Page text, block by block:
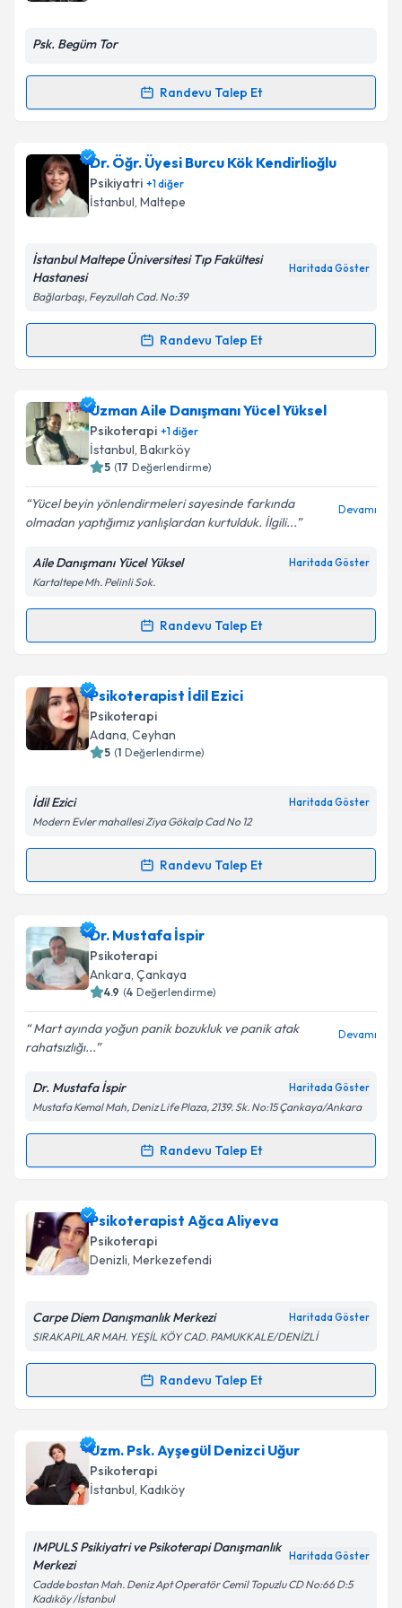
kapsamda işlenmesini kabul ediyorum.
Psk. Begüm Tor
Randevu Talep Et
Randevu Takvimi Talebi
Psk. Begüm Toriçin randevu takvimi talebi oluşturun.
Size bu uzmandan randevu almanız için bir takvim
hazırlandığında e-posta ile bilgilendireceğiz.
Kişisel verilerimin işlenmesine ilişkinAydınlatma
'ni okudum ve kişisel verilerimin belirtilen
kapsamda işlenmesini kabul ediyorum.
Takvim Talebini Gönder
Dr. Öğr. Üyesi Burcu Kök Kendirlioğlu
Psikiyatri +1diğer
İstanbul, Maltepe
İstanbul Maltepe Üniversitesi Tıp Fakültesi
Hastanesi
Haritada Göster
Bağlarbaşı, Feyzullah Cad. No:39
Randevu Talep Et
Randevu Takvimi Talebi
Dr. Öğr. Üyesi Burcu Kök Kendirlioğluiçin randevu
takvimi talebi oluşturun. Size bu uzmandan randevu
almanız için bir takvim hazırlandığında e-posta ile
bilgilendireceğiz.
E-posta Adresiniz
Kişisel verilerimin işlenmesine ilişkin
Metni'ni okudum ve kişisel verilerimin belirtilen
kapsamda işlenmesini kabul ediyorum.
Uzman Aile Danışmanı Yücel Yüksel
Psikoterapi +1diğer
İstanbul, Bakırköy
5 (17 Değerlendirme)
Yücel beyin yönlendirmeleri sayesinde farkında
olmadan yaptığımız yanlışlardan kurtulduk. İlgili...
Devamı
Aile Danışmanı Yücel Yüksel Haritada Göster
Kartaltepe Mh. Pelinli Sok.
Randevu Talep Et
Randevu Takvimi Talebi
Uzman Aile Danışmanı Yücel Yüksel
takvimi talebi oluşturun. Size bu uzmandan randevu
almanız için bir takvim hazırlandığında e-posta ile
bilgilendireceğiz.
Kişisel verilerimin işlenmesine ilişkin
Takvim Talebini Gönder
Psikoterapist İdil Ezici
Psikoterapi
Adana, Ceyhan
5 (1 Değerlendirme)
İdil Ezici Haritada Göster
Modern Evler mahallesi Ziya Gökalp Cad No 12
Randevu Talep Et
Randevu Takvimi Talebi
Psikoterapist İdil Eziciiçin randevu takvimi talebi
oluşturun. Size bu uzmandan randevu almanız için bir
takvim hazırlandığında e-posta ile bilgilendireceğiz.
Kişisel verilerimin işlenmesine ilişkin
Aydınlatma
Metni'ni okudum ve kişisel verilerimin belirtilen
kapsamda işlenmesini kabul ediyorum.
Dr. Mustafa İspir
Psikoterapi
Ankara, Çankaya
4.9 (4 Değerlendirme)
Mart ayında yoğun panik bozukluk ve panik atak
rahatsızlığı...
Devamı
Dr. Mustafa İspir Haritada Göster
Mustafa Kemal Mah, Deniz Life Plaza, 2139. Sk. No:15 Çankaya/Ankara
Randevu Talep Et
Randevu Takvimi Talebi
Dr. Mustafa İspiriçin randevu takvimi talebi
oluşturun. Size bu uzmandan randevu almanız için bir
takvim hazırlandığında e-posta ile bilgilendireceğiz.
Kişisel verilerimin işlenmesine ilişkin
Metni'ni okudum ve kişisel verilerimin belirtilen
Takvim Talebini Gönder
Psikoterapist Ağca Aliyeva
Psikoterapi
Denizli, Merkezefendi
Carpe Diem Danışmanlık Merkezi Haritada Göster
SIRAKAPILAR MAH. YEŞİL KÖY CAD. PAMUKKALE/DENİZLİ
Randevu Talep Et
Randevu Takvimi Talebi
Psikoterapist Ağca Aliyevaiçin randevu takvimi
talebi oluşturun. Size bu uzmandan randevu almanız
için bir takvim hazırlandığında e-posta ile
bilgilendireceğiz.
Uzm. Psk. Ayşegül Denizci Uğur
Psikoterapi
İstanbul, Kadıköy
IMPULS Psikiyatri ve Psikoterapi Danışmanlık
Merkezi
Haritada Göster
Cadde bostan Mah. Deniz Apt Operatör Cemil Topuzlu CD No:66 D:5
Kadıköy /İstanbul